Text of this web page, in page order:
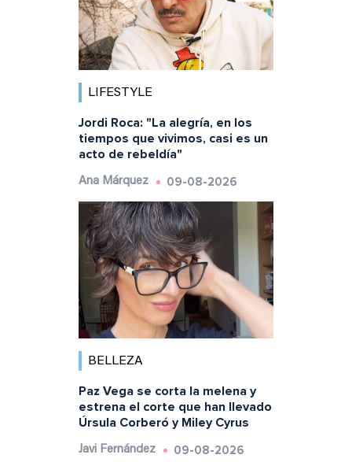
LIFESTYLE
Jordi Roca: "La alegría, en los
tiempos que vivimos, casi es un
acto de rebeldía"
Ana Márquez 09-08-2026
BELLEZA
Paz Vega se corta la melena y
estrena el corte que han llevado
Úrsula Corberó y Miley Cyrus
Javi Fernández 09-08-2026